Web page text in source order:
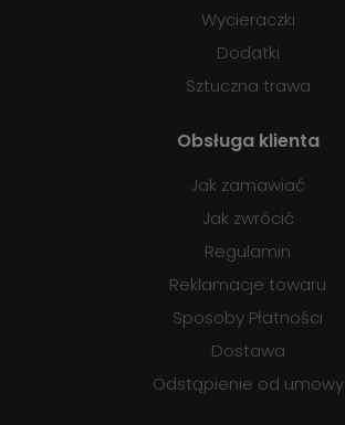
Wycieraczki
Dodatki
Sztuczna trawa
Obsługa klienta
Jak zamawiać
Jak zwrócić
Regulamin
Reklamacje towaru
Sposoby Płatności
Dostawa
Odstąpienie od umowy